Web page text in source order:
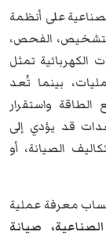
على أنظمة
الفحص،
الكهربائية تمثل
بينما تُعد
الطاقة واستقرار
قد يؤدي إلى
الصيانة، أو
معرفة عملية
صيانة